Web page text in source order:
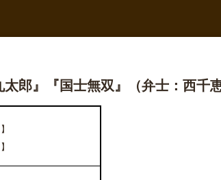
郎』『国士無双』（弁士：西千恵